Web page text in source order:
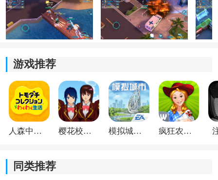
战斗，体验真实的竞争乐趣。
1、游戏使用3D引擎制作地图和人物，让画面效果更加逼
真，给玩家带来身临其境的游戏感受。
游戏推荐
人森中文版 樱花校园模拟器1.048.00中文版 模拟城市我是巿长联机版 疯狂农场3美国派19
同类推荐